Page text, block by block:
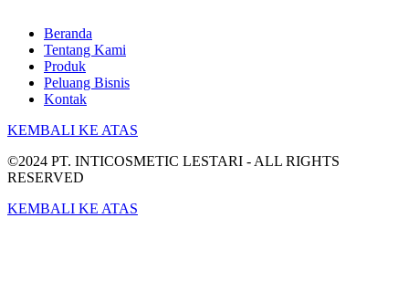
Beranda
Tentang Kami
Produk
Peluang Bisnis
Kontak
KEMBALI KE ATAS
©2024 PT. INTICOSMETIC LESTARI - ALL RIGHTS
RESERVED
KEMBALI KE ATAS